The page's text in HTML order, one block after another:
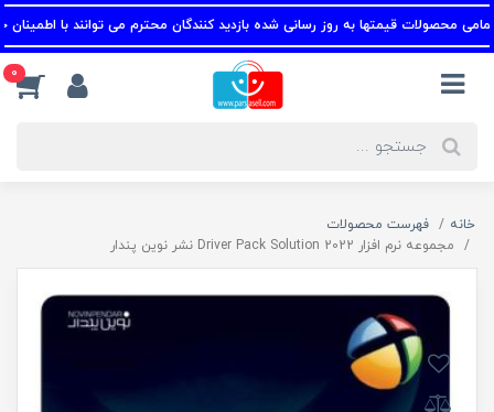
محصولات قیمتها به روز رسانی شده بازدید کنندگان محترم می توانند با اطمینان خرید
0
خانه
فهرست محصولات
مجموعه نرم افزار Driver Pack Solution 2022 نشر نوین پندار